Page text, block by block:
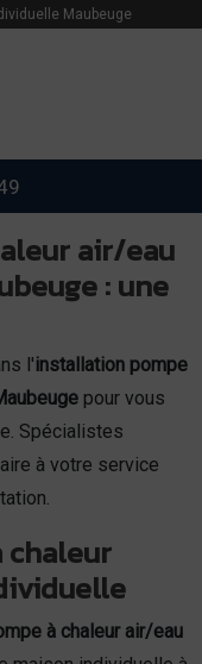
Maubeuge
air/eau
: une
l'installation pompe
pour vous
Spécialistes
à votre service
chaleur
à chaleur air/eau